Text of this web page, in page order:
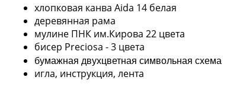
хлопковая канва Aida 14 белая
деревянная рама
мулине ПНК им.Кирова 22 цвета
бисер Preciosa - 3 цвета
бумажная двухцветная символьная схема
игла, инструкция, лента